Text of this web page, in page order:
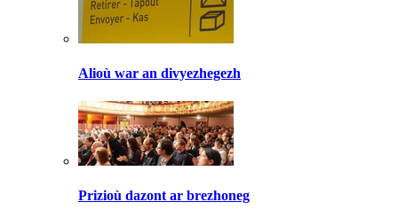
Alioù war an divyezhegezh
Prizioù dazont ar brezhoneg